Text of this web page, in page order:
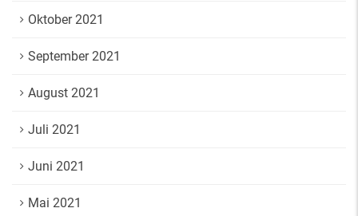
Oktober 2021
September 2021
August 2021
Juli 2021
Juni 2021
Mai 2021